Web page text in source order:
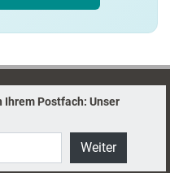
Ihrem Postfach: Unser
Weiter